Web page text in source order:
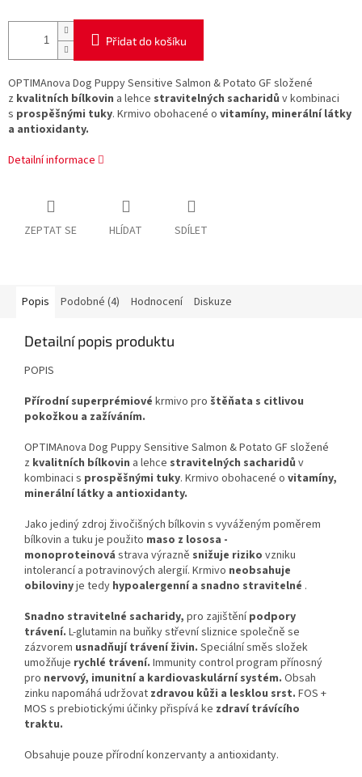
Přidat do košíku
OPTIMAnova Dog Puppy Sensitive Salmon & Potato GF složené
z kvalitních bílkovin a lehce stravitelných sacharidů v kombinaci
s prospěšnými tuky. Krmivo obohacené o vitamíny, minerální látky
a antioxidanty.
Detailní informace
ZEPTAT SE HLÍDAT SDÍLET
Popis Podobné (4) Hodnocení Diskuze
Detailní popis produktu
POPIS
Přírodní superprémiové krmivo pro štěňata s citlivou
pokožkou a zažíváním.
OPTIMAnova Dog Puppy Sensitive Salmon & Potato GF složené
z kvalitních bílkovin a lehce stravitelných sacharidů v
kombinaci s prospěšnými tuky. Krmivo obohacené o vitamíny,
minerální látky a antioxidanty.
Jako jediný zdroj živočišných bílkovin s vyváženým poměrem
bílkovin a tuku je použito maso z lososa -
monoproteinová strava výrazně snižuje riziko vzniku
intolerancí a potravinových alergií. Krmivo neobsahuje
obilovinyje tedy hypoalergenní a snadno stravitelné .
Snadno stravitelné sacharidy, pro zajištění podpory
trávení. L-glutamin na buňky střevní sliznice společně se
zázvorem usnadňují trávení živin. Speciální směs složek
umožňuje rychlé trávení. Immunity control program přínosný
pro nervový, imunitní a kardiovaskulární systém. Obsah
zinku napomáhá udržovat zdravou kůži a lesklou srst. FOS +
MOS s prebiotickými účinky přispívá ke zdraví trávícího
traktu.
Obsahuje pouze přírodní konzervanty a antioxidanty.